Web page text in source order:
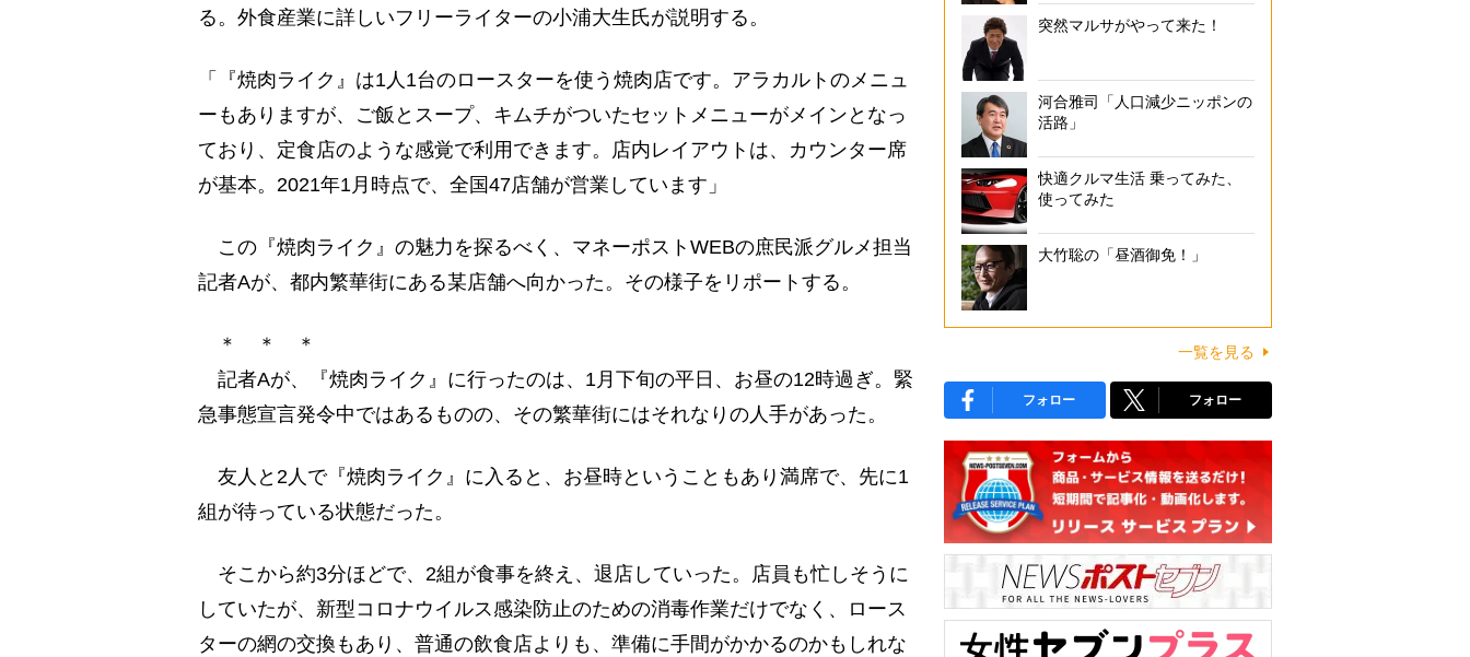
る。外食産業に詳しいフリーライターの小浦大生氏が説明する。
「『焼肉ライク』は1人1台のロースターを使う焼肉店です。アラカルトのメニュ
ーもありますが、ご飯とスープ、キムチがついたセットメニューがメインとなっ
ており、定食店のような感覚で利用できます。店内レイアウトは、カウンター席
が基本。2021年1月時点で、全国47店舗が営業しています」
この『焼肉ライク』の魅力を探るべく、マネーポストWEBの庶民派グルメ担当
記者Aが、都内繁華街にある某店舗へ向かった。その様子をリポートする。
＊ ＊ ＊
記者Aが、『焼肉ライク』に行ったのは、1月下旬の平日、お昼の12時過ぎ。緊
急事態宣言発令中ではあるものの、その繁華街にはそれなりの人手があった。
友人と2人で『焼肉ライク』に入ると、お昼時ということもあり満席で、先に1
組が待っている状態だった。
そこから約3分ほどで、2組が食事を終え、退店していった。店員も忙しそうに
していたが、新型コロナウイルス感染防止のための消毒作業だけでなく、ロース
ターの網の交換もあり、普通の飲食店よりも、準備に手間がかかるのかもしれな
突然マルサがやって来た！
河合雅司「人口減少ニッポンの
活路」
快適クルマ生活 乗ってみた、
使ってみた
大竹聡の「昼酒御免！」
一覧を見る
フォロー フォロー